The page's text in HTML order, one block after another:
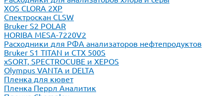
XOS CLORA 2XP
Спектроскан CLSW
Bruker S2 POLAR
HORIBA MESA-7220V2
Расходники для РФА анализаторов нефтепродуктов
Bruker S1 TITAN и CTX 500S
xSORT, SPECTROCUBE и XEPOS
Olympus VANTA и DELTA
Пленка для кювет
Пленка Перрл Аналитик